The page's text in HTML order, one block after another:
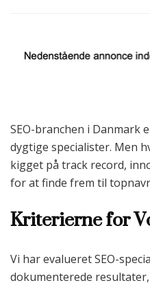
SEO-branchen i Danmark
dygtige specialister. Men
kigget på track record,
for at finde frem til
Kriterierne for
Vi har evalueret SEO-
dokumenterede